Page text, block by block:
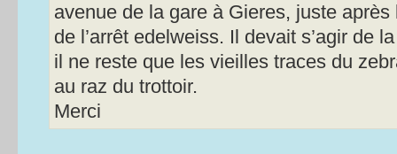
avenue de la gare à Gieres, juste
de l’arrêt edelweiss. Il devait s’agir de
il ne reste que les vieilles traces du
au raz du trottoir.
Merci